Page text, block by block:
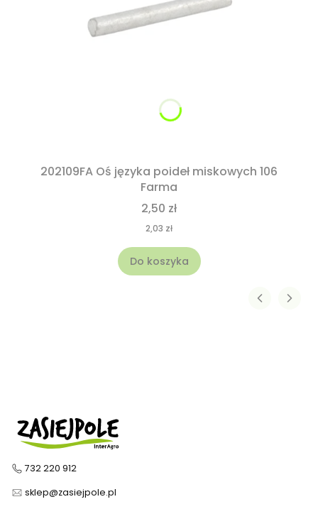
202109FA Oś języka poideł miskowych 106
Farma
2,50 zł
2,03 zł
Do koszyka
732 220 912
sklep@zasiejpole.pl